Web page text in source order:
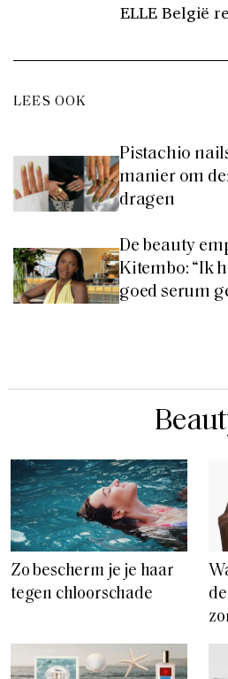
ELLE België
LEES OOK
Pistachio
manier om
dragen
De beauty
Kitembo: “Ik
goed serum
Zo bescherm je je haar
tegen chloorschade